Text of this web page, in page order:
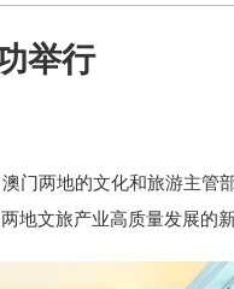
举行
门两地的文化和旅游主管
地文旅产业高质量发展的新